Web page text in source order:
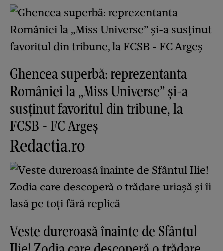
Ghencea superbă: reprezentanta
României la „Miss Universe” și-a
susținut favoritul din tribune, la
FCSB - FC Argeș
Redactia.ro
Veste dureroasă înainte de Sfântul